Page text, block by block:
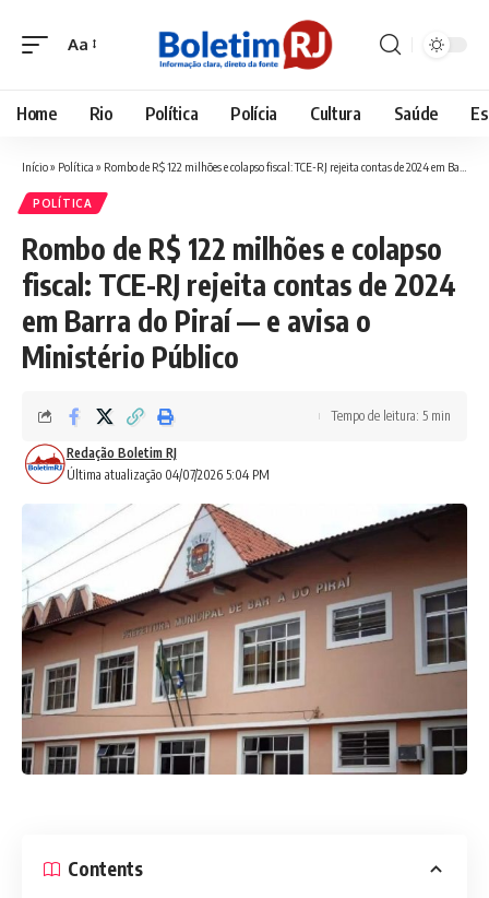
Font
Aa
Home Rio Política Polícia Cultura Saúde
Início» Política » Rombo de R$ 122 milhões e colapso fiscal: TCE-RJ rejeita contas de 2024 em Barra do Piraí — e avisa o Ministério Público
POLÍTICA
Rombo de R$ 122 milhões e colapso
fiscal: TCE-RJ rejeita contas de 2024
em Barra do Piraí — e avisa o
Ministério Público
Última atualização 04/07/2026 5:04 PM
Redação Boletim RJ
Tempo de leitura: 5 min
Contents